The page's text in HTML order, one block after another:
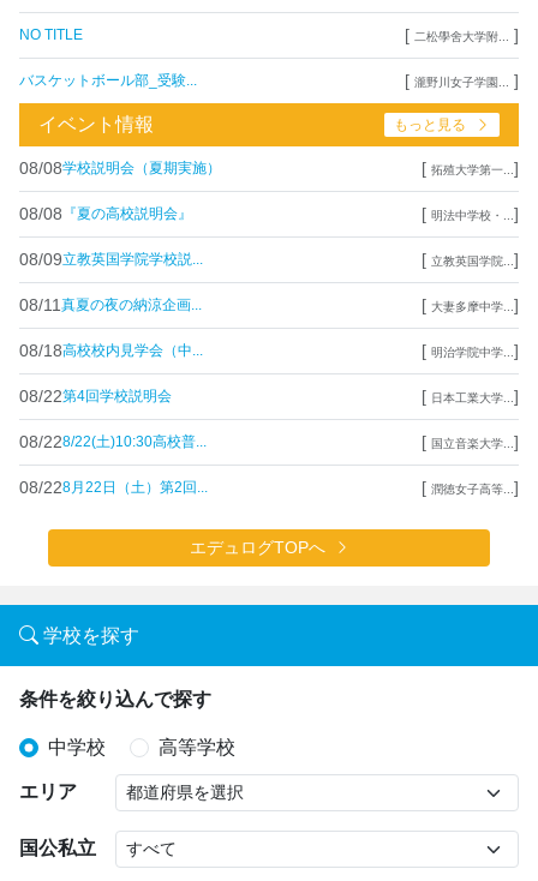
NO TITLE [ 二松學舍大学附... ]
バスケットボール部_受験... [ 瀧野川女子学園... ]
イベント情報 もっと見る
08/08学校説明会（夏期実施） [ 拓殖大学第一... ]
08/08 『夏の高校説明会』 [ 明法中学校・... ]
08/09立教英国学院学校説... [ 立教英国学院... ]
08/11 真夏の夜の納涼企画... [ 大妻多摩中学... ]
08/18高校校内見学会（中... [ 明治学院中学... ]
08/22第4回学校説明会 [ 日本工業大学... ]
08/228/22(土)10:30高校普... [ 国立音楽大学... ]
08/228月22日（土）第2回... [ 潤徳女子高等... ]
エデュログTOPへ
学校を探す
条件を絞り込んで探す
中学校 高等学校
エリア
国公私立